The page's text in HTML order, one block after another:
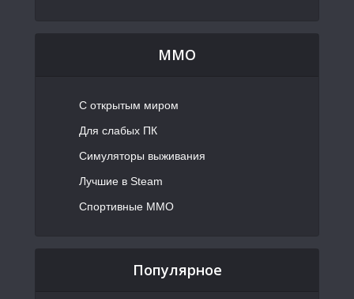
MMO
С открытым миром
Для слабых ПК
Симуляторы выживания
Лучшие в Steam
Спортивные MMO
Популярное